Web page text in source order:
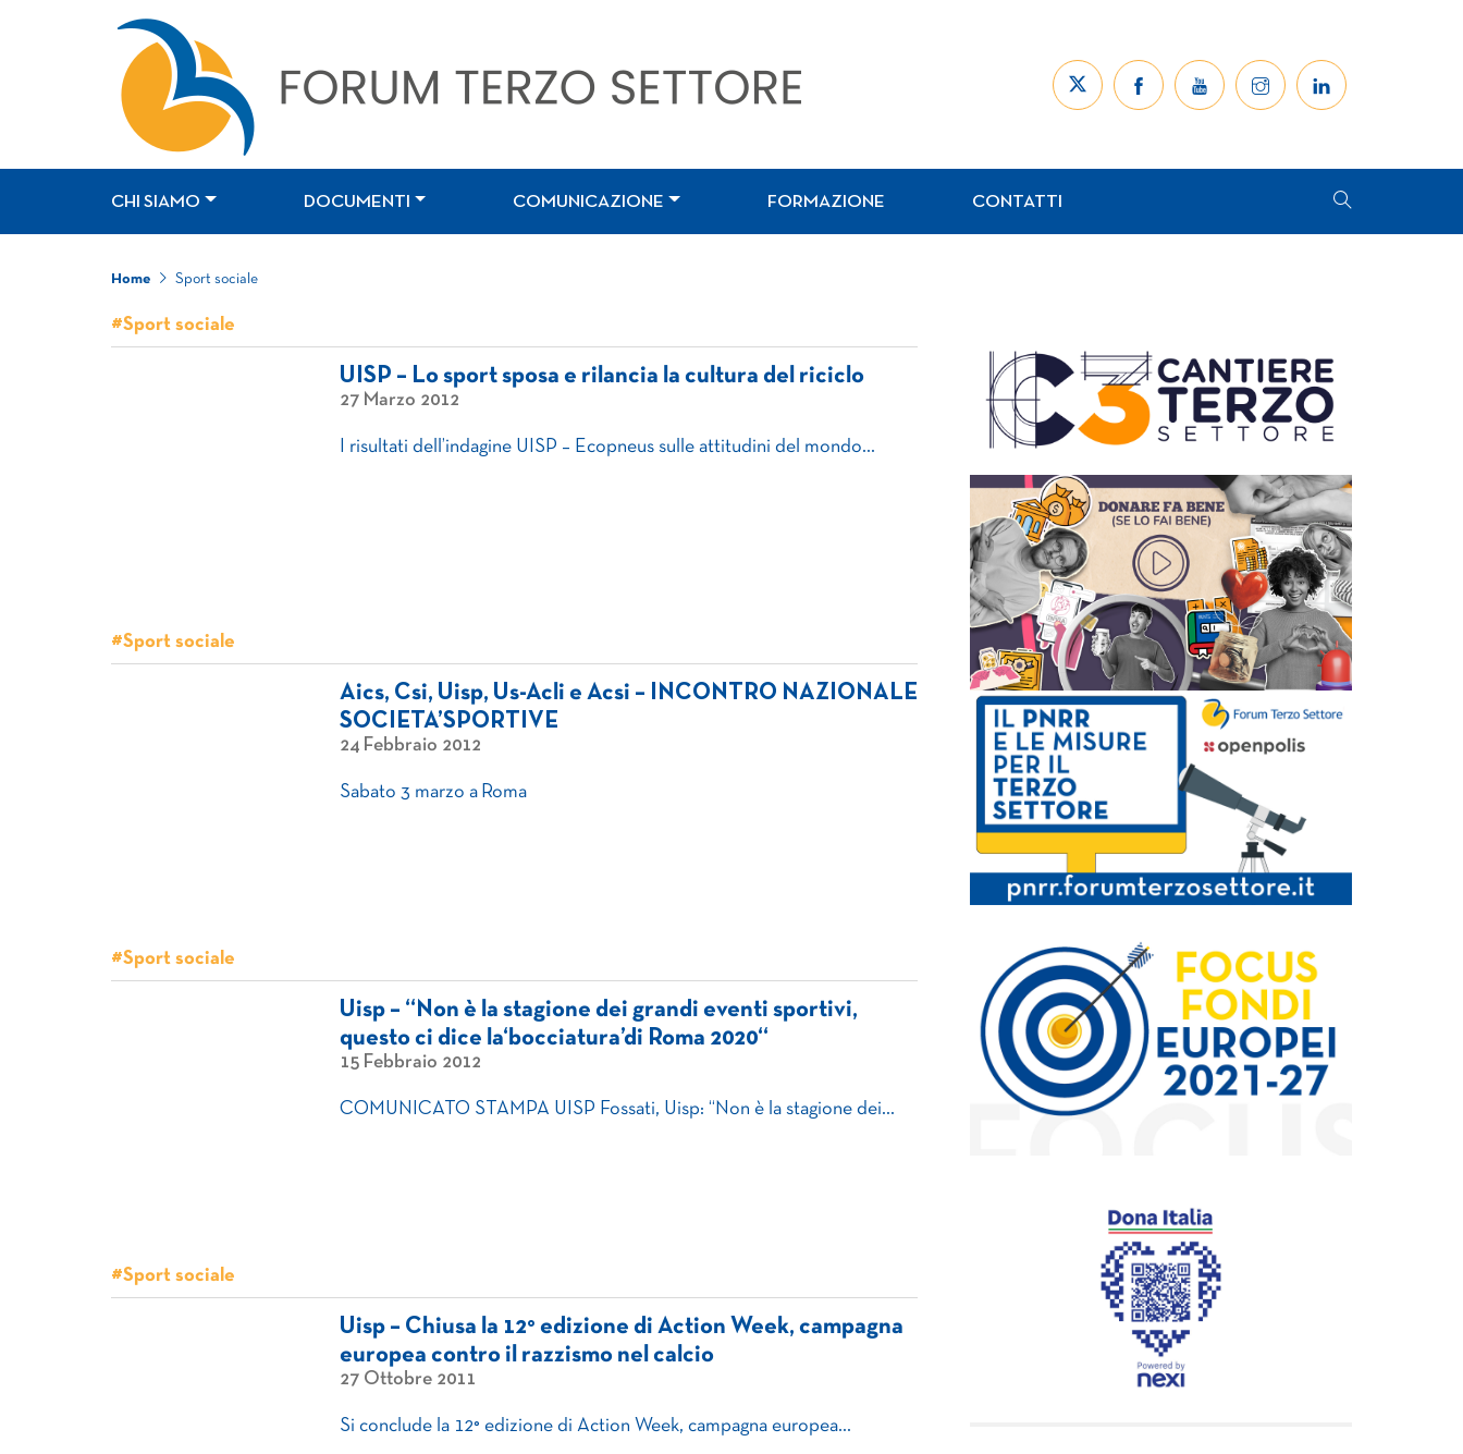
CHI SIAMO DOCUMENTI COMUNICAZIONE FORMAZIONE CONTATTI
Home Sport sociale
#Sport sociale
UISP – Lo sport sposa e rilancia la cultura del riciclo
27 Marzo 2012
I risultati dell’indagine UISP – Ecopneus sulle attitudini del mondo…
#Sport sociale
Aics, Csi, Uisp, Us-Acli e Acsi – INCONTRO NAZIONALE
SOCIETA’SPORTIVE
24 Febbraio 2012
Sabato 3 marzo a Roma
#Sport sociale
Uisp – “Non è la stagione dei grandi eventi sportivi,
questo ci dice la‘bocciatura’di Roma 2020“
15 Febbraio 2012
COMUNICATO STAMPA UISP Fossati, Uisp: “Non è la stagione dei…
#Sport sociale
Uisp – Chiusa la 12° edizione di Action Week, campagna
europea contro il razzismo nel calcio
27 Ottobre 2011
Si conclude la 12° edizione di Action Week, campagna europea…